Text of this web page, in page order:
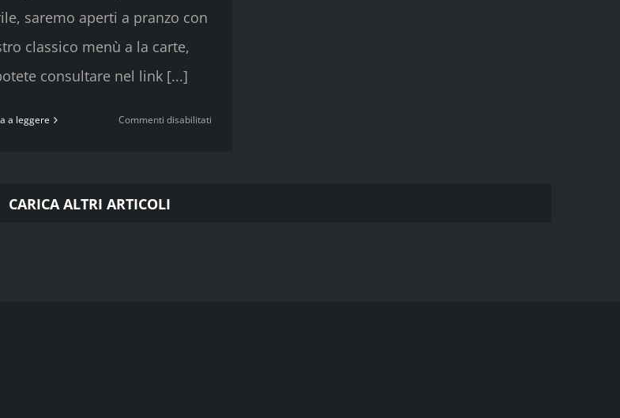
saremo aperti a pranzo con
classico menù a la carte,
consultare nel link [...]
a leggere Commenti disabilitati
CARICA ALTRI ARTICOLI